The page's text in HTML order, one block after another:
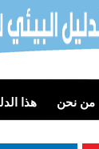
من نحن هذا